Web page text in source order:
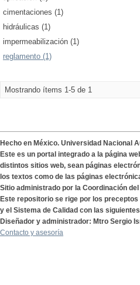
cimentaciones (1)
hidráulicas (1)
impermeabilización (1)
reglamento (1)
Mostrando ítems 1-5 de 1
Hecho en México. Universidad Nacional
Este es un portal integrado a la página
distintos sitios web, sean páginas
los textos como de las páginas
Sitio administrado por la Coordinación
Este repositorio se rige por los
y el Sistema de Calidad con las
Diseñador y administrador: Mtro Sergio
Contacto y asesoría